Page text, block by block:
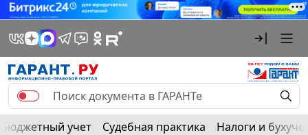
Бюджетный учет Судебная практика Налоги и